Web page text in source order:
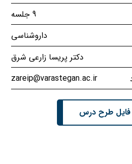
9 جلسه
داروشناسی
دکتر پریسا زارعی شرق
zareip@varastegan.ac.ir
فایل طرح درس